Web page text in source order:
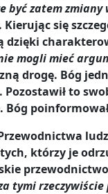
być zatem
się
dzięki
mogli mieć
drogę. Bóg
Pozostawił to
Bóg
którzy je
tymi